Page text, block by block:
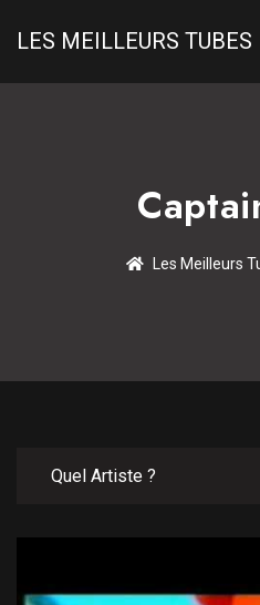
LES MEILLEURS TUBES
Les Meilleurs